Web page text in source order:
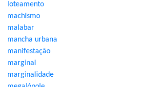
loteamento
machismo
malabar
mancha urbana
manifestação
marginal
marginalidade